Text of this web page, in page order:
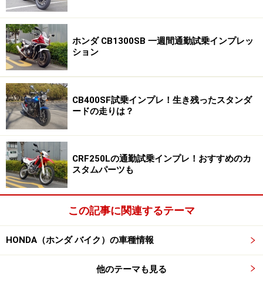
ホンダ CB1300SB 一週間通勤試乗インプレッ
ション
CB400SF試乗インプレ！生き残ったスタンダ
ードの走りは？
CRF250Lの通勤試乗インプレ！おすすめのカ
スタムパーツも
この記事に関連するテーマ
HONDA（ホンダ バイク）の車種情報
他のテーマも見る